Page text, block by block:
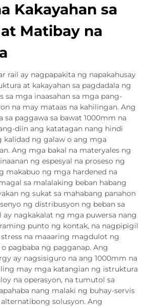
Kakayahan sa
Matibay na
rail ay nagpapakita ng napakahusay
at kakayahan sa pagdadala ng
sa mga inaasahan sa mga pang-
na may mataas na kahilingan. Ang
sa paggawa sa bawat 1000mm na
diin ang katatagan nang hindi
ng galaw o ang mga
Ang mga bakal na materyales ng
ng espesyal na proseso ng
makabuo ng mga hardened na
sa malalaking beban habang
ng sukat sa mahabang panahon
ng distribusyon ng beban sa
ay nagkakalat ng mga puwersa nang
punto ng kontak, na nagpipigil
na maaaring magdulot ng
pagbaba ng pagganap. Ang
ay nagsisiguro na ang 1000mm na
may mga katangian ng istruktura
na operasyon, na tumutol sa
nang malaki ng buhay-servis
solusyon. Ang